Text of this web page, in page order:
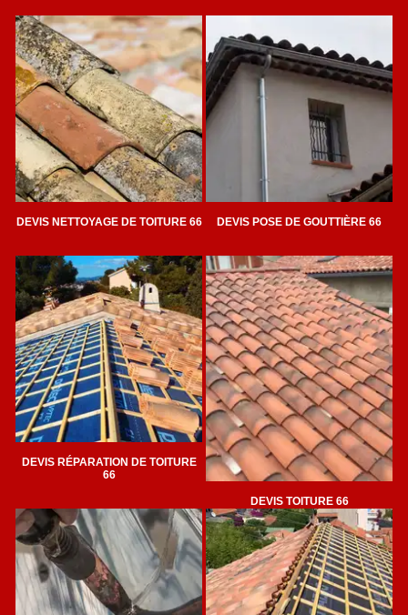
DEVIS NETTOYAGE DE TOITURE 66 DEVIS POSE DE GOUTTIÈRE 66
DEVIS RÉPARATION DE TOITURE
66
DEVIS TOITURE 66